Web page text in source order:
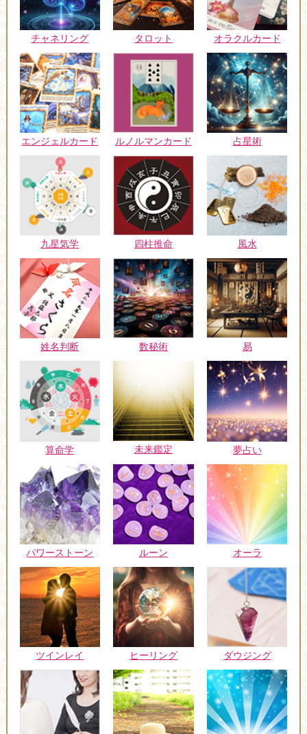
チャネリング タロット オラクルカード
エンジェルカード ルノルマンカード 占星術
九星気学 四柱推命 風水
姓名判断 数秘術 易
算命学 未来鑑定 夢占い
パワーストーン ルーン オーラ
ツインレイ ヒーリング ダウジング